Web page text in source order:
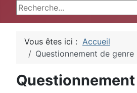
Rechercher
Vous êtes ici : Accueil
Questionnement de genre